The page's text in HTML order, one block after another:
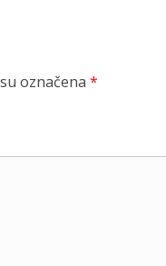
označena *